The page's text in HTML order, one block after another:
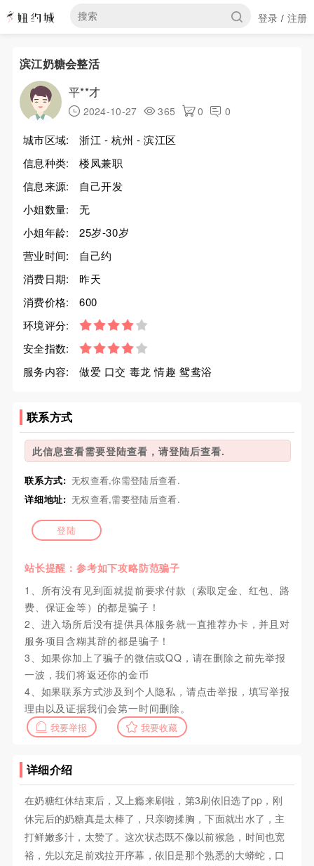
登录 / 注册
滨江奶糖会整活
平**才
2024-10-27 365 0 0
城市区域:
浙江 - 杭州 - 滨江区
信息种类:
楼凤兼职
信息来源:
自己开发
小姐数量:
无
小姐年龄:
25岁-30岁
营业时间:
自己约
消费日期:
昨天
消费价格:
600
环境评分:
安全指数:
服务内容:
做爱 口交 毒龙 情趣 鸳鸯浴
联系方式
此信息查看需要登陆查看，请登陆后查看.
联系方式: 无权查看,你需登陆后查看.
详细地址: 无权查看,需要登陆后查看.
登陆
站长提醒：参考如下攻略防范骗子
1、所有没有见到面就提前要求付款（索取定金、红包、路
费、保证金等）的都是骗子！
2、进入场所后没有提供具体服务就一直推荐办卡，并且对
服务项目含糊其辞的都是骗子！
3、如果你加上了骗子的微信或QQ，请在删除之前先举报
一波，我们将返还你的金币
4、如果联系方式涉及到个人隐私，请点击举报，填写举报
理由以及证据我们会第一时间删除。
我要举报 我要收藏
详细介绍
在奶糖红休结束后，又上瘾来刷啦，第3刷依旧选了pp，刚
休完后的奶糖真是太棒了，只亲吻揉胸，下面就出水了，主
打鲜嫩多汁，太赞了。这次状态既不像以前猴急，时间也宽
裕，先以充足前戏拉开序幕，依旧是那个熟悉的大蟒蛇，口